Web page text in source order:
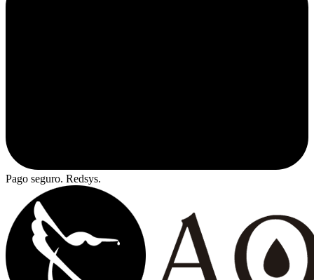
Pago seguro. Redsys.